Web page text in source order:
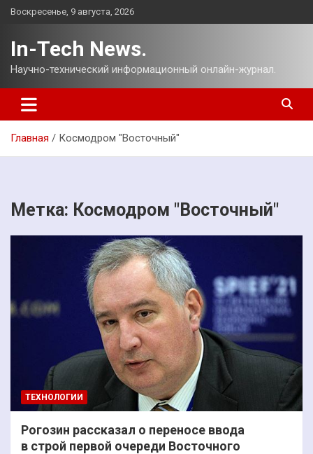
Перейти
Воскресенье, 9 августа, 2026
In-Tech News.
Научно-технический информационный онлайн-журнал.
Главная Космодром "Восточный"
Метка: Космодром "Восточный"
ТЕХНОЛОГИИ
Рогозин рассказал о переносе ввода
в строй первой очереди Восточного